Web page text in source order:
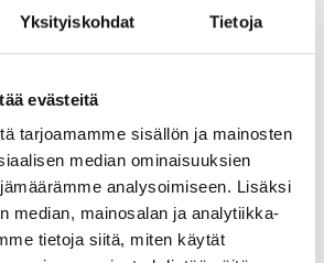
Yksityiskohdat Tietoja
evästeitä
tarjoamamme sisällön ja mainosten
median ominaisuuksien
analysoimiseen. Lisäksi
median, mainosalan ja analytiikka-
tietoja siitä, miten käytät